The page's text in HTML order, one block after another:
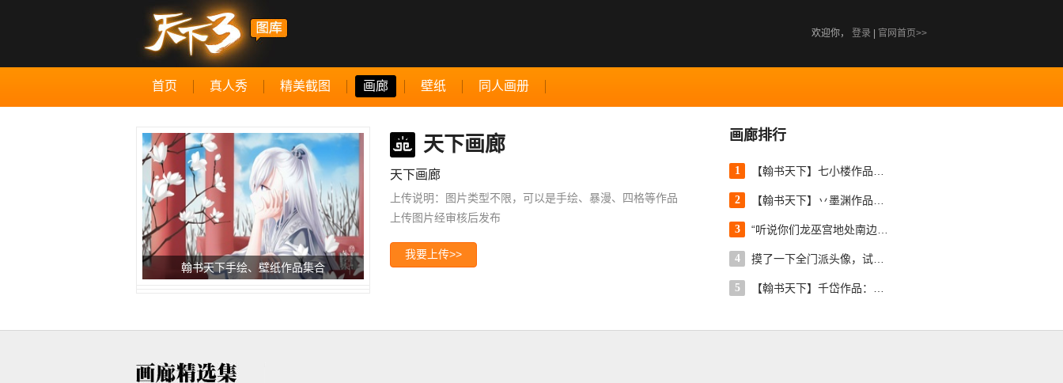
欢迎你， 登录 官网首页>>
首页 真人秀 精美截图 画廊 壁纸 同人画册
翰书天下手绘、壁纸作品集合
天下画廊
天下画廊
上传说明：图片类型不限，可以是手绘、暴漫、四格等作品
上传图片经审核后发布
我要上传>>
画廊排行
1
2
3
4
5